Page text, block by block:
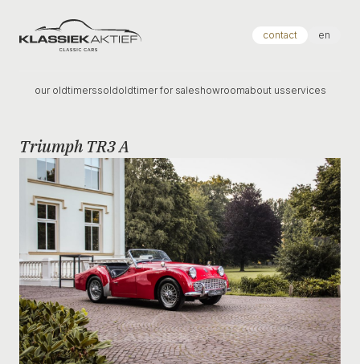
Klassiek Aktief contact en
our oldtimerssoldoldtimer for saleshowroomabout usservices
Triumph TR3 A